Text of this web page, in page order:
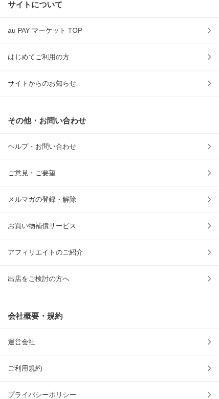
サイトについて
au PAY マーケット TOP
はじめてご利用の方
サイトからのお知らせ
その他・お問い合わせ
ヘルプ・お問い合わせ
ご意見・ご要望
メルマガの登録・解除
お買い物補償サービス
アフィリエイトのご紹介
出店をご検討の方へ
会社概要・規約
運営会社
ご利用規約
プライバシーポリシー